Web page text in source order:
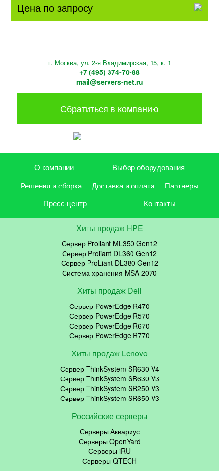
Цена по запросу
г. Москва, ул. 2-я Владимирская, 15, к. 1
+7 (495) 374-70-88
mail@servers-net.ru
Обратиться в компанию
О компании
Выбор оборудования
Решения и сборка
Доставка и оплата
Партнеры
Пресс-центр
Контакты
Хиты продаж HPE
Сервер Proliant ML350 Gen12
Сервер Proliant DL360 Gen12
Сервер ProLiant DL380 Gen12
Система хранения MSA 2070
Хиты продаж Dell
Сервер PowerEdge R470
Сервер PowerEdge R570
Сервер PowerEdge R670
Сервер PowerEdge R770
Хиты продаж Lenovo
Сервер ThinkSystem SR630 V4
Сервер ThinkSystem SR630 V3
Сервер ThinkSystem SR250 V3
Сервер ThinkSystem SR650 V3
Российские серверы
Серверы Аквариус
Серверы OpenYard
Серверы iRU
Серверы QTECH